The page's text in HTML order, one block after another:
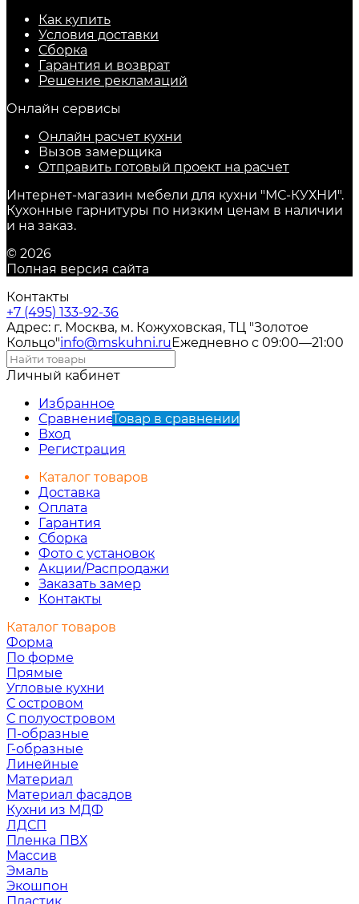
Как купить
Условия доставки
Сборка
Гарантия и возврат
Решение рекламаций
Онлайн сервисы
Онлайн расчет кухни
Вызов замерщика
Отправить готовый проект на расчет
Интернет-магазин мебели для кухни "МС-КУХНИ".
Кухонные гарнитуры по низким ценам в наличии
и на заказ.
© 2026
Полная версия сайта
Контакты
+7 (495) 133-92-36
Адрес: г. Москва, м. Кожуховская, ТЦ "Золотое
Кольцо"info@mskuhni.ruЕжедневно с 09:00—21:00
Личный кабинет
Избранное
СравнениеТовар в сравнении
Вход
Регистрация
Каталог товаров
Доставка
Оплата
Гарантия
Сборка
Фото с установок
Акции/Распродажи
Заказать замер
Контакты
Каталог товаров
Форма
По форме
Прямые
Угловые кухни
С островом
С полуостровом
П-образные
Г-образные
Линейные
Материал
Материал фасадов
Кухни из МДФ
ЛДСП
Пленка ПВХ
Массив
Эмаль
Экошпон